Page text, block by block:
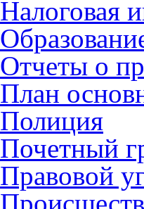
Налоговая
Отчеты о
План
Полиция
Почетный
Правовой